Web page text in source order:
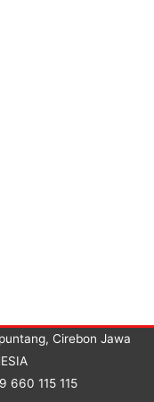
Cirebon Jawa
660 115 115